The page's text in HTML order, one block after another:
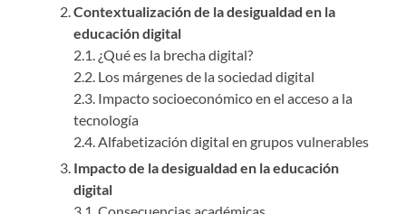
Contextualización de la desigualdad en la
educación digital
2.1. ¿Qué es la brecha digital?
2.2. Los márgenes de la sociedad digital
2.3. Impacto socioeconómico en el acceso a la
tecnología
2.4. Alfabetización digital en grupos vulnerables
Impacto de la desigualdad en la educación
digital